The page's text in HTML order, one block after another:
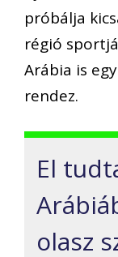
próbálja
régió
Arábia is
rendez.
El
olasz